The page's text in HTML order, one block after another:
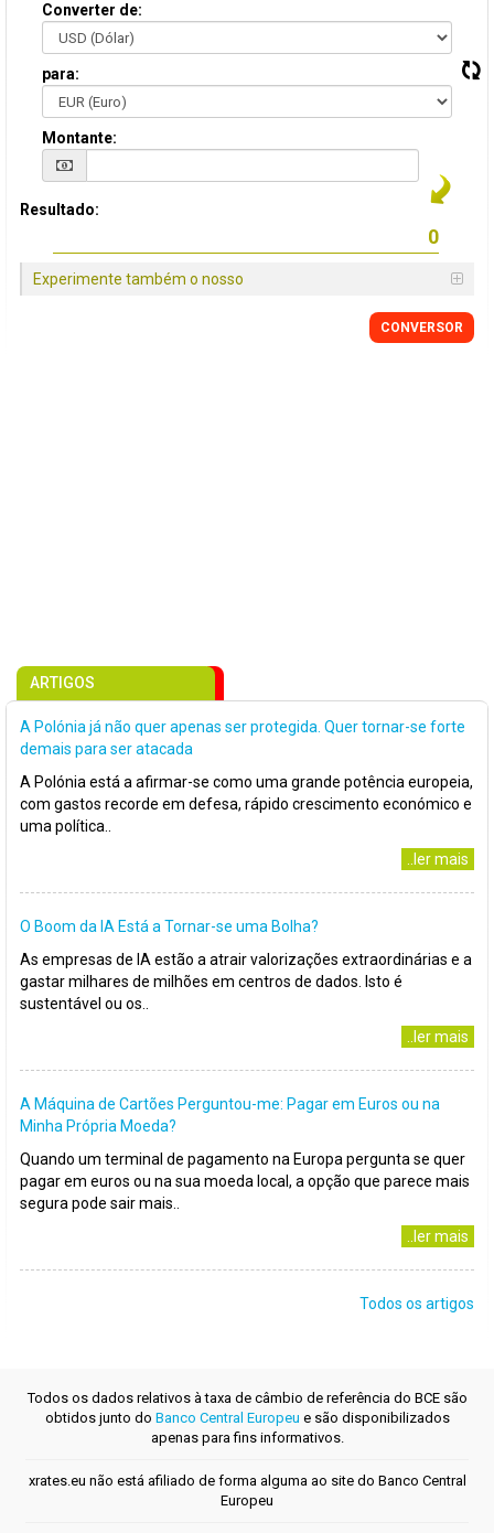
Converter de:
para:
Montante:
Resultado:
Experimente também o nosso
CONVERSOR
ARTIGOS
A Polónia já não quer apenas ser protegida. Quer tornar-se forte
demais para ser atacada
A Polónia está a afirmar-se como uma grande potência europeia,
com gastos recorde em defesa, rápido crescimento económico e
uma política..
..ler mais
O Boom da IA Está a Tornar-se uma Bolha?
As empresas de IA estão a atrair valorizações extraordinárias e a
gastar milhares de milhões em centros de dados. Isto é
sustentável ou os..
..ler mais
A Máquina de Cartões Perguntou-me: Pagar em Euros ou na
Minha Própria Moeda?
Quando um terminal de pagamento na Europa pergunta se quer
pagar em euros ou na sua moeda local, a opção que parece mais
segura pode sair mais..
..ler mais
Todos os artigos
Todos os dados relativos à taxa de câmbio de referência do BCE são
obtidos junto do Banco Central Europeu e são disponibilizados
apenas para fins informativos.
xrates.eu não está afiliado de forma alguma ao site do Banco Central
Europeu